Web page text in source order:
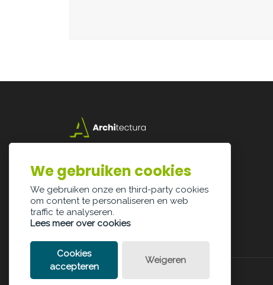
3500 Hasselt
info@architectura.be
We gebruiken cookies
We gebruiken onze en third-party cookies
om content te personaliseren en web
traffic te analyseren.
Lees meer over cookies
Cookies
accepteren
Weigeren